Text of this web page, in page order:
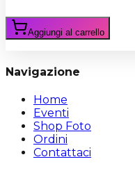
Aggiungi al carrello
Navigazione
Home
Eventi
Shop Foto
Ordini
Contattaci